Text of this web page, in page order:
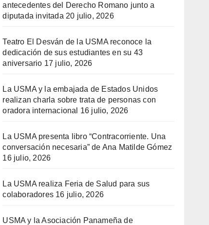
antecedentes del Derecho Romano junto a
diputada invitada 20 julio, 2026
Teatro El Desván de la USMA reconoce la
dedicación de sus estudiantes en su 43
aniversario 17 julio, 2026
La USMA y la embajada de Estados Unidos
realizan charla sobre trata de personas con
oradora internacional
16 julio, 2026
La USMA presenta libro “Contracorriente. Una
conversación necesaria” de Ana Matilde Gómez
16 julio, 2026
La USMA realiza Feria de Salud para sus
colaboradores 16 julio, 2026
USMA y la Asociación Panameña de